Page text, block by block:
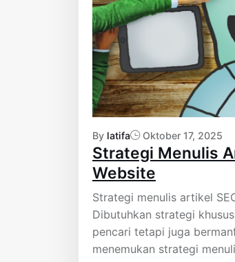
By latifa Oktober 17, 2025
Strategi Menulis
Website
Strategi menulis artikel
Dibutuhkan strategi
pencari tetapi juga
menemukan strategi